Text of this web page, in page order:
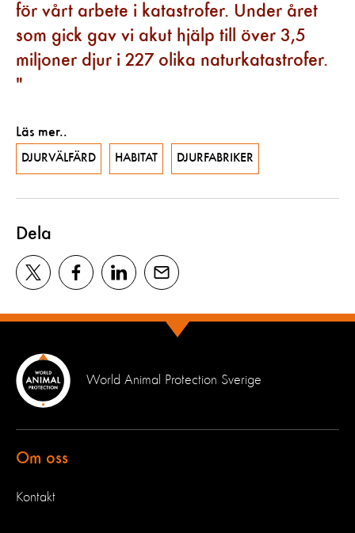
för vårt arbete i katastrofer. Under året
som gick gav vi akut hjälp till över 3,5
miljoner djur i 227 olika naturkatastrofer.
Läs mer..
DJURVÄLFÄRD HABITAT DJURFABRIKER
Dela
World Animal Protection Sverige
Om oss
Kontakt